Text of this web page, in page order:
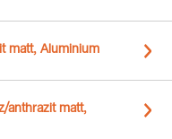
matt, Aluminium
anthrazit matt,